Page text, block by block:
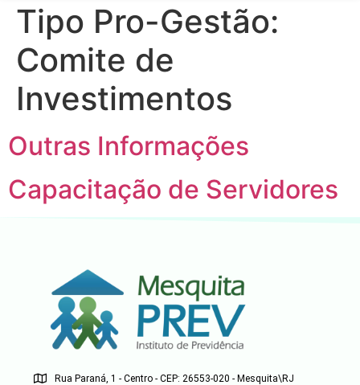
Tipo Pro-Gestão:
Comite de
Investimentos
Outras Informações
Capacitação de Servidores
Rua Paraná, 1 - Centro - CEP: 26553-020 - Mesquita\RJ